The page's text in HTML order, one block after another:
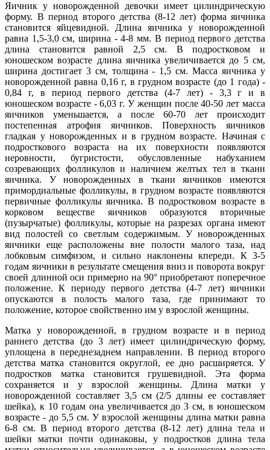
Яичник у новорожденной девочки имеет цилиндрическую
форму. В период второго детства (8-12 лет) форма яичника
становится яйцевидной. Длина яичника у новорожденной
равна 1,5-3,0 см, ширина - 4-8 мм. В период первого детства
длина становится равной 2,5 см. В подростковом и
юношеском возрасте длина яичника увеличивается до 5 см,
ширина достигает 3 см, толщина - 1,5 см. Масса яичника у
новорожденной равна 0,16 г, в грудном возрасте (до 1 года) -
0,84 г, в период первого детства (4-7 лет) - 3,3 г и в
юношеском возрасте - 6,03 г. У женщин после 40-50 лет масса
яичников уменьшается, а после 60-70 лет происходит
постепенная атрофия яичников. Поверхность яичников
гладкая у новорожденных и в грудном возрасте. Начиная с
подросткового возраста на их поверхности появляются
неровности, бугристости, обусловленные набуханием
созревающих фолликулов и наличием желтых тел в ткани
яичника. У новорожденных в ткани яичников имеются
примордиальные фолликулы, в грудном возрасте появляются
первичные фолликулы яичника. В подростковом возрасте в
корковом веществе яичников образуются вторичные
(пузырчатые) фолликулы, которые на разрезах органа имеют
вид полостей со светлым содержимым. У новорожденных
яичники еще расположены вне полости малого таза, над
лобковым симфизом, и сильно наклонены кпереди. К 3-5
годам яичники в результате смещения вниз и поворота вокруг
своей длинной оси примерно на 90° приобретают поперечное
положение. К периоду первого детства (4-7 лет) яичники
опускаются в полость малого таза, где принимают то
положение, которое свойственно им у взрослой женщины.
Матка у новорожденной, в грудном возрасте и в период
раннего детства (до 3 лет) имеет цилиндрическую форму,
уплощена в переднезаднем направлении. В период второго
детства матка становится округлой, ее дно расширяется. У
подростков матка становится грушевидной. Эта форма
сохраняется и у взрослой женщины. Длина матки у
новорожденной составляет 3,5 см (2/5 длины ее составляет
шейка), к 10 годам она увеличивается до 3 см, в юношеском
возрасте - до 5,5 см. У взрослой женщины длина матки равна
6-8 см. В период второго детства (8-12 лет) длина тела и
шейки матки почти одинаковы, у подростков длина тела